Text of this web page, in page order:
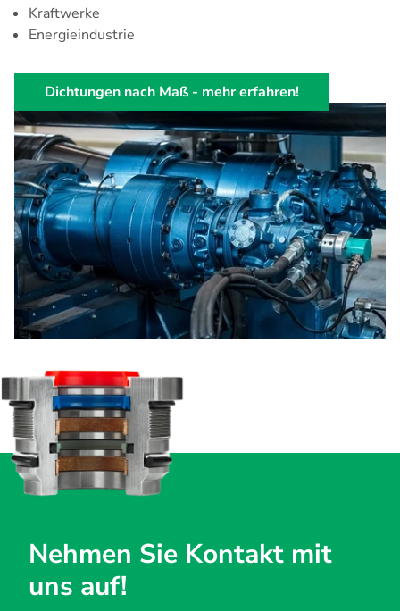
Kraftwerke
Energieindustrie
Dichtungen nach Maß - mehr erfahren!
Nehmen Sie Kontakt mit
uns auf!